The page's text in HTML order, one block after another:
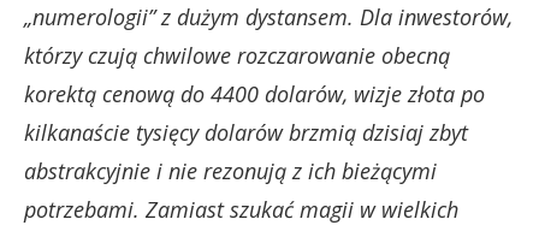
„numerologii” z dużym dystansem. Dla inwestorów,
którzy czują chwilowe rozczarowanie obecną
korektą cenową do 4400 dolarów, wizje złota po
kilkanaście tysięcy dolarów brzmią dzisiaj zbyt
abstrakcyjnie i nie rezonują z ich bieżącymi
potrzebami. Zamiast szukać magii w wielkich